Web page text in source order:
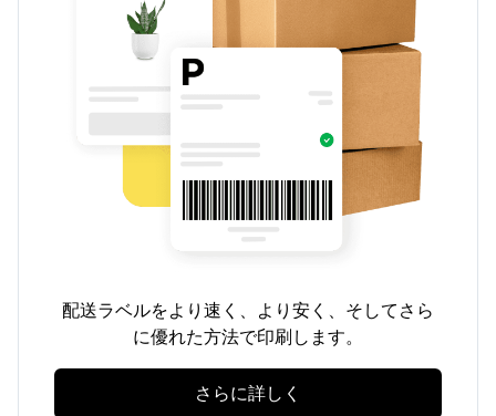
配送ラベルをより速く、より安く、そしてさら
に優れた方法で印刷します。
さらに詳しく